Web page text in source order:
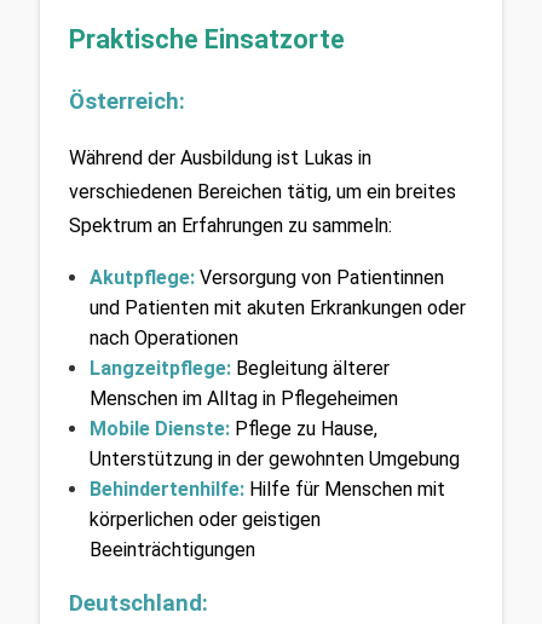
Praktische Einsatzorte
Österreich:
Während der Ausbildung ist Lukas in
verschiedenen Bereichen tätig, um ein breites
Spektrum an Erfahrungen zu sammeln:
Akutpflege: Versorgung von Patientinnen
und Patienten mit akuten Erkrankungen oder
nach Operationen
Langzeitpflege: Begleitung älterer
Menschen im Alltag in Pflegeheimen
Mobile Dienste: Pflege zu Hause,
Unterstützung in der gewohnten Umgebung
Behindertenhilfe: Hilfe für Menschen mit
körperlichen oder geistigen
Beeinträchtigungen
Deutschland: